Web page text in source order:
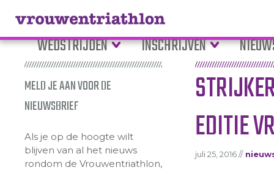
WEDSTRIJDEN INSCHRIJVEN
MELD JE AAN VOOR DE
NIEUWSBRIEF
Als je op de hoogte wilt
blijven van al het nieuws
rondom de Vrouwentriathlon,
EDITIE
juli 25, 2016 //